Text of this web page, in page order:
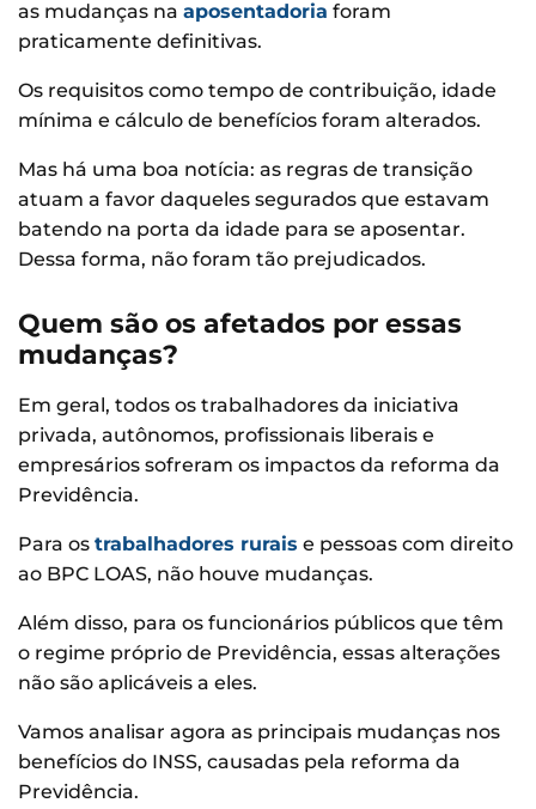
as mudanças na aposentadoria foram
praticamente definitivas.
Os requisitos como tempo de contribuição, idade
mínima e cálculo de benefícios foram alterados.
Mas há uma boa notícia: as regras de transição
atuam a favor daqueles segurados que estavam
batendo na porta da idade para se aposentar.
Dessa forma, não foram tão prejudicados.
Quem são os afetados por essas
mudanças?
Em geral, todos os trabalhadores da iniciativa
privada, autônomos, profissionais liberais e
empresários sofreram os impactos da reforma da
Previdência.
Para os trabalhadores rurais e pessoas com direito
ao BPC LOAS, não houve mudanças.
Além disso, para os funcionários públicos que têm
o regime próprio de Previdência, essas alterações
não são aplicáveis a eles.
Vamos analisar agora as principais mudanças nos
benefícios do INSS, causadas pela reforma da
Previdência.